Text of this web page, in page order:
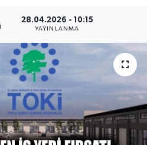
28.04.2026 - 10:15
YAYINLANMA